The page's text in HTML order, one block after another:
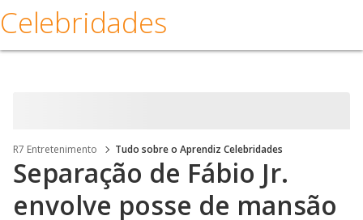
Celebridades
R7 Entretenimento Tudo sobre o Aprendiz Celebridades
Separação de Fábio Jr.
envolve posse de mansão